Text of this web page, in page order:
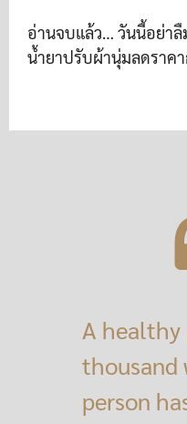
อ่านจบแล้ว… วันนี้อย่าลื
น้ำยาปรับผ้านุ่มลดราค
A healthy
thousand
person